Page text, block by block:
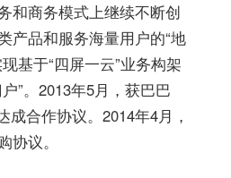
和商务模式上继续不断创
产品和服务海量用户的“地
基于“四屏一云”业务构架
”。2013年5月，获巴巴
合作协议。2014年4月，
协议。